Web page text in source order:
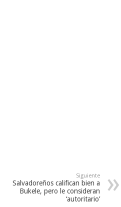
Siguiente
Salvadoreños califican bien a
Bukele, pero le consideran
‘autoritario’